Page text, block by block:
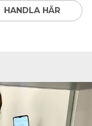
HANDLA HÄR